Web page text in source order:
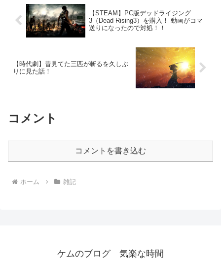
【STEAM】PC版デッドライジング
3（Dead Rising3）を購入！ 動画がコマ
送りになったので対処！！
【時代劇】昔見てた三匹が斬るを久しぶ
りに見た話！
コメント
コメントを書き込む
ホーム 雑記
ケムのブログ 気楽な時間